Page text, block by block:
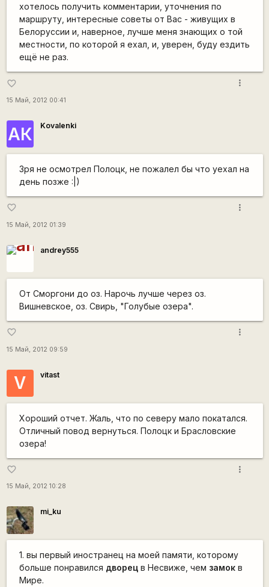
хотелось получить комментарии, уточнения по
маршруту, интересные советы от Вас - живущих в
Белоруссии и, наверное, лучше меня знающих о той
местности, по которой я ехал, и, уверен, буду ездить
ещё не раз.
favorite_border
15 Май, 2012 00:41
more_vert
АК Kovalenki
Зря не осмотрел Полоцк, не пожалел бы что уехал на
день позже :|)
favorite_border
15 Май, 2012 01:39
more_vert
andrey555
От Сморгони до оз. Нарочь лучше через оз.
Вишневское, оз. Свирь, "Голубые озера".
favorite_border
15 Май, 2012 09:59
more_vert
V vitast
Хороший отчет. Жаль, что по северу мало покатался.
Отличный повод вернуться. Полоцк и Брасловские
озера!
favorite_border
15 Май, 2012 10:28
more_vert
mi_ku
1. вы первый иностранец на моей памяти, которому
больше понравился дворецв Несвиже, чем замокв
Мире.